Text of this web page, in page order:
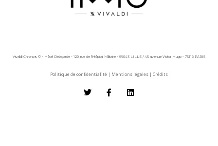
Vivaldi Chronos © - Hôtel Delagarde - 120, rue de l'Hôpital Militaire - 59043 LILLE / 45 avenue Victor Hugo - 75116 PARIS
Politique de confidentialité | Mentions légales | Crédits